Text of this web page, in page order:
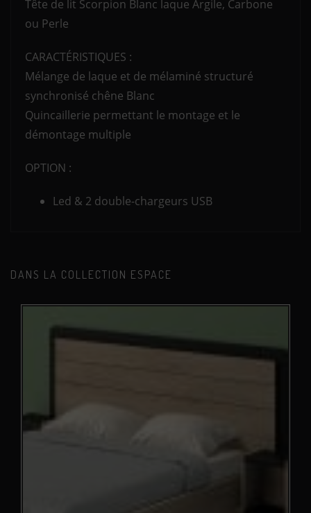
Tête de lit Scorpion Blanc laque Argile, Carbone
ou Perle
CARACTÉRISTIQUES :
Mélange de laque et de mélaminé structuré
synchronisé chêne Blanc
Quincaillerie permettant le montage et le
démontage multiple
OPTION :
Led & 2 double-chargeurs USB
DANS LA COLLECTION ESPACE